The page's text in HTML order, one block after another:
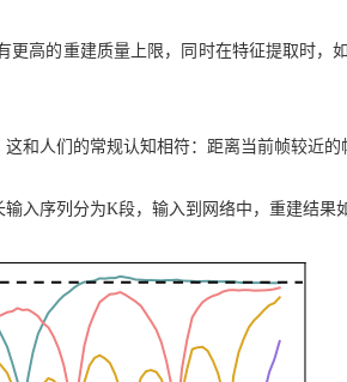
高的重建质量上限，同时在特征提取时，
和人们的常规认知相符：距离当前帧较近的
入序列分为K段，输入到网络中，重建结果